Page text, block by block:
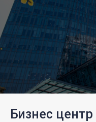
Бизнес